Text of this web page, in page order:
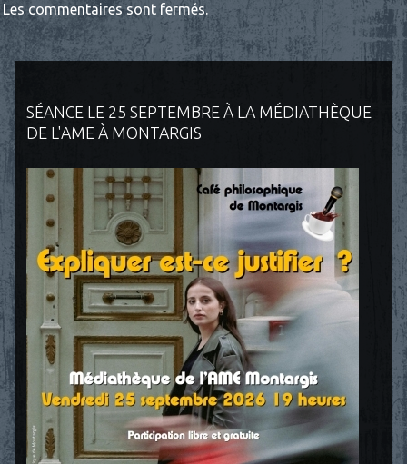
SÉANCE LE 25 SEPTEMBRE À LA MÉDIATHÈQUE
DE L'AME À MONTARGIS
Les commentaires sont fermés.